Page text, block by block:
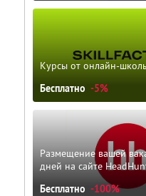
Курсы от онлайн-
Бесплатно -5%
Размещение вашей
дней на сайте
Бесплатно -100%